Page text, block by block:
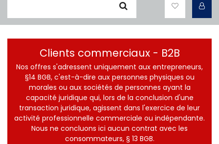
Clients commerciaux - B2B
Nos offres s'adressent uniquement aux entrepreneurs,
§14 BGB, c'est-à-dire aux personnes physiques ou
morales ou aux sociétés de personnes ayant la
capacité juridique qui, lors de la conclusion d'une
transaction juridique, agissent dans l'exercice de leur
activité professionnelle commerciale ou indépendante.
Nous ne concluons ici aucun contrat avec les
consommateurs, § 13 BGB.